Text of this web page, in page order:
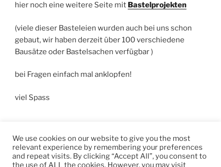
hier noch eine weitere Seite mit Bastelprojekten
(viele dieser Basteleien wurden auch bei uns schon
gebaut, wir haben derzeit über 100 verschiedene
Bausätze oder Bastelsachen verfügbar )
bei Fragen einfach mal anklopfen!
viel Spass
Klaus DL8MEW 12.07.2026
We use cookies on our website to give you the most
relevant experience by remembering your preferences
and repeat visits. By clicking “Accept All”, you consent to
the use of ALL the cookies. However, you may visit